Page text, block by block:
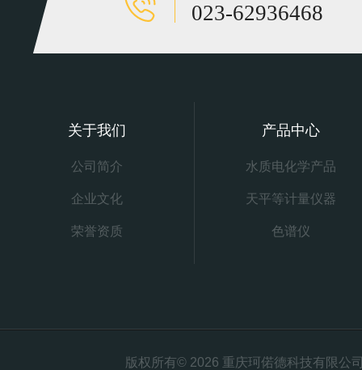
023-62936468
关于我们
公司简介
企业文化
荣誉资质
产品中心
水质电化学产品
天平等计量仪器
色谱仪
版权所有© 2026 重庆珂偌德科技有限